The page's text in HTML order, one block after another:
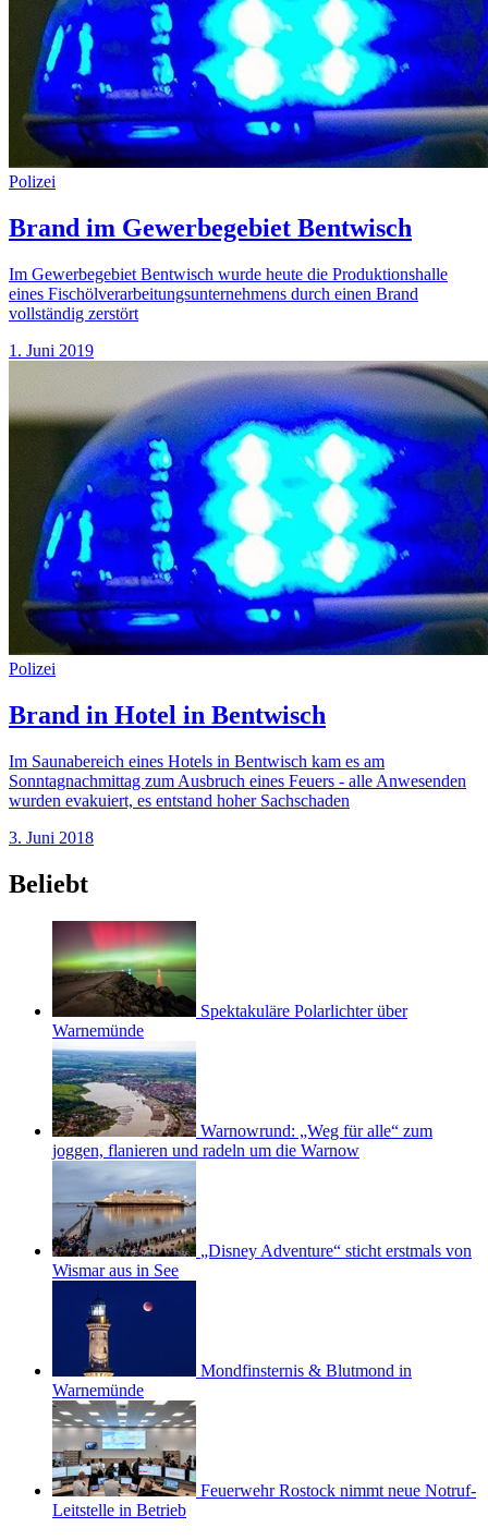
Polizei
Brand im Gewerbegebiet Bentwisch
Im Gewerbegebiet Bentwisch wurde heute die Produktionshalle
eines Fischölverarbeitungsunternehmens durch einen Brand
vollständig zerstört
1. Juni 2019
Polizei
Brand in Hotel in Bentwisch
Im Saunabereich eines Hotels in Bentwisch kam es am
Sonntagnachmittag zum Ausbruch eines Feuers - alle Anwesenden
wurden evakuiert, es entstand hoher Sachschaden
3. Juni 2018
Beliebt
Spektakuläre Polarlichter über
Warnemünde
Warnowrund: „Weg für alle“ zum
joggen, flanieren und radeln um die Warnow
„Disney Adventure“ sticht erstmals von
Wismar aus in See
Mondfinsternis & Blutmond in
Warnemünde
Feuerwehr Rostock nimmt neue Notruf-
Leitstelle in Betrieb